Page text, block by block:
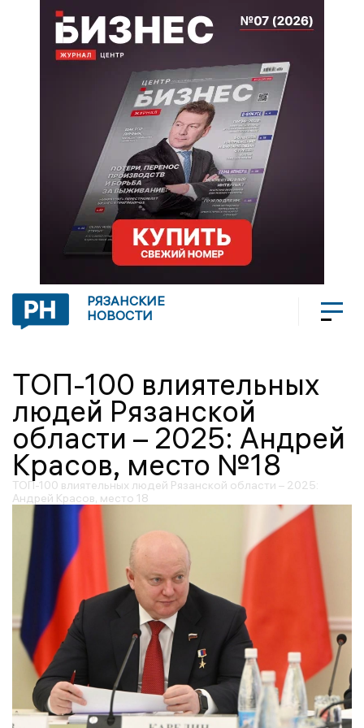
РЯЗАНСКИЕ
НОВОСТИ
ТОП-100 влиятельных
людей Рязанской
области – 2025: Андрей
Красов, место №18
ТОП-100 влиятельных людей Рязанской области – 2025:
Андрей Красов, место 18